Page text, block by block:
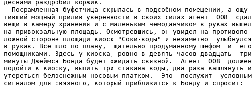
деснами раздробил коржик.
  Посрамленная буфетчица скрылась в подсобном помещении, а ощу-
тивший мощный прилив уверенности в своих силах агент  008  сдал
вещи в камеру хранения и с маленьким чемоданчиком в руках вышел
на привокзальную площадь. Осмотревшись, он увидел на противопо-
ложной стороне площади киоск "Соки-воды" и незаметно  улыбнулся
в рукав. Все шло по плану, тщательно продуманному шефом  и  его
помощниками. Здесь у киоска, ровно в девять часов двадцать  три
минуты Джеймса Бонда будет ожидать связной.  Агент  008  должен
подойти к киоску, выпить три стакана воды, два раза кашлянуть и
утереться белоснежным носовым платком.  Это  послужит  условным
сигналом для связного, который приблизится к Бонду и спросит: